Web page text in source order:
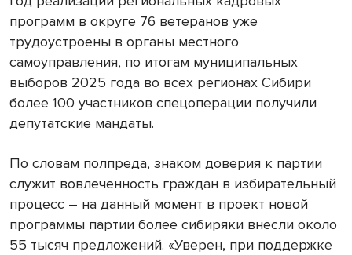
программ в округе 76 ветеранов уже
трудоустроены в органы местного
самоуправления, по итогам муниципальных
выборов 2025 года во всех регионах Сибири
более 100 участников спецоперации получили
депутатские мандаты.
По словам полпреда, знаком доверия к партии
служит вовлеченность граждан в избирательный
процесс – на данный момент в проект новой
программы партии более сибиряки внесли около
55 тысяч предложений. «Уверен, при поддержке